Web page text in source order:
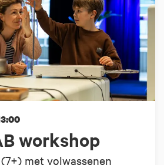
workshop
met volwassenen